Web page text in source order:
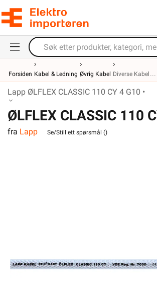
Forsiden Kabel & Ledning Øvrig Kabel Diverse Kabel
Lapp ØLFLEX CLASSIC 110 CY 4 G10 •
ØLFLEX CLASSIC 110
fra Lapp Se/Still ett spørsmål ()